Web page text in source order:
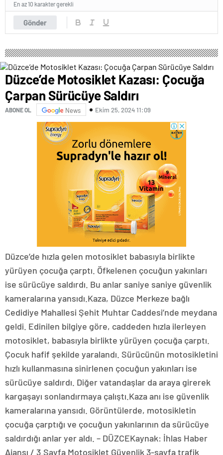
Gönder
En az 10 karakter gerekli
Düzce’de Motosiklet Kazası: Çocuğa
Çarpan Sürücüye Saldırı
ABONE OL News Ekim 25, 2024 11:09
Düzce’de hızla gelen motosiklet babasıyla birlikte
yürüyen çocuğa çarptı. Öfkelenen çocuğun yakınları
ise sürücüye saldırdı. Bu anlar saniye saniye güvenlik
kameralarına yansıdı.Kaza, Düzce Merkeze bağlı
Cedidiye Mahallesi Şehit Muhtar Caddesi’nde meydana
geldi. Edinilen bilgiye göre, caddeden hızla ilerleyen
motosiklet, babasıyla birlikte yürüyen çocuğa çarptı.
Çocuk hafif şekilde yaralandı. Sürücünün motosikletini
hızlı kullanmasına sinirlenen çocuğun yakınları ise
sürücüye saldırdı. Diğer vatandaşlar da araya girerek
kargaşayı sonlandırmaya çalıştı.Kaza anı ise güvenlik
kameralarına yansıdı. Görüntülerde, motosikletin
çocuğa çarptığı ve çocuğun yakınlarının da sürücüye
saldırdığı anlar yer aldı. – DÜZCEKaynak: İhlas Haber
Ajansı / 3.Sayfa Motosiklet Güvenlik 3-sayfa trafik